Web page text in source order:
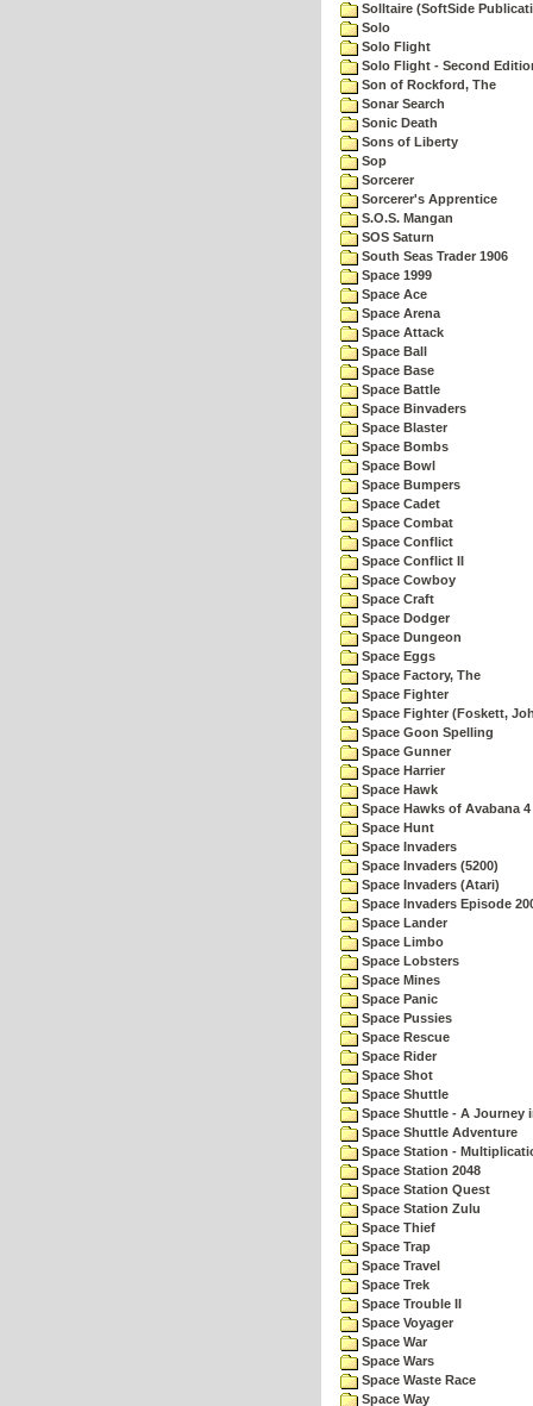
Solltaire (SoftSide
Solo
Solo Flight
Solo Flight - Second
Son of Rockford, The
Sonar Search
Sonic Death
Sons of Liberty
Sop
Sorcerer
Sorcerer's Apprentice
S.O.S. Mangan
SOS Saturn
South Seas Trader 1906
Space 1999
Space Ace
Space Arena
Space Attack
Space Ball
Space Base
Space Battle
Space Binvaders
Space Blaster
Space Bombs
Space Bowl
Space Bumpers
Space Cadet
Space Combat
Space Conflict
Space Conflict II
Space Cowboy
Space Craft
Space Dodger
Space Dungeon
Space Eggs
Space Factory, The
Space Fighter
Space Fighter (Foskett,
Space Goon Spelling
Space Gunner
Space Harrier
Space Hawk
Space Hawks of Avabana 4
Space Hunt
Space Invaders
Space Invaders (5200)
Space Invaders (Atari)
Space Invaders Episode
Space Lander
Space Limbo
Space Lobsters
Space Mines
Space Panic
Space Pussies
Space Rescue
Space Rider
Space Shot
Space Shuttle
Space Shuttle - A Journey
Space Shuttle Adventure
Space Station -
Space Station 2048
Space Station Quest
Space Station Zulu
Space Thief
Space Trap
Space Travel
Space Trek
Space Trouble II
Space Voyager
Space War
Space Wars
Space Waste Race
Space Way